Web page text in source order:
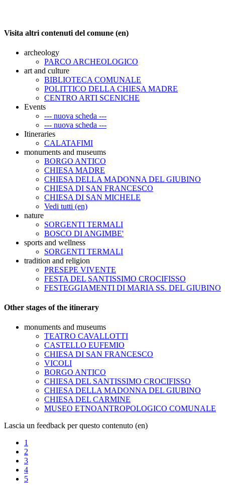
Visita altri contenuti del comune (en)
archeology
PARCO ARCHEOLOGICO
art and culture
BIBLIOTECA COMUNALE
POLITTICO DELLA CHIESA MADRE
CENTRO ARTI SCENICHE
Events
--- nuova scheda ---
--- nuova scheda ---
Itineraries
CALATAFIMI
monuments and museums
BORGO ANTICO
CHIESA MADRE
CHIESA DELLA MADONNA DEL GIUBINO
CHIESA DI SAN FRANCESCO
CHIESA DI SAN MICHELE
Vedi tutti (en)
nature
SORGENTI TERMALI
BOSCO DI ANGIMBE'
sports and wellness
SORGENTI TERMALI
tradition and religion
PRESEPE VIVENTE
FESTA DEL SANTISSIMO CROCIFISSO
FESTEGGIAMENTI DI MARIA SS. DEL GIUBINO
Other stages of the itinerary
monuments and museums
TEATRO CAVALLOTTI
CASTELLO EUFEMIO
CHIESA DI SAN FRANCESCO
VICOLI
BORGO ANTICO
CHIESA DEL SANTISSIMO CROCIFISSO
CHIESA DELLA MADONNA DEL GIUBINO
CHIESA DEL CARMINE
MUSEO ETNOANTROPOLOGICO COMUNALE
Lascia un feedback per questo contenuto (en)
1
2
3
4
5